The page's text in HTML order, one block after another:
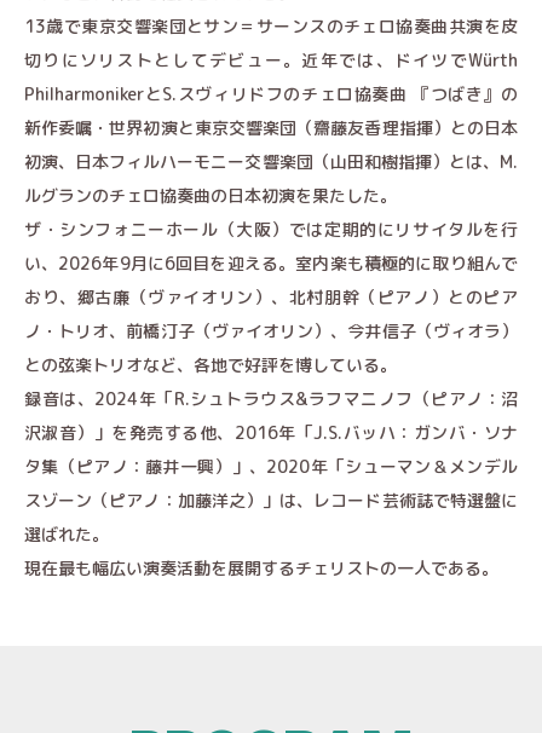
13歳で東京交響楽団とサン＝サーンスのチェロ協奏曲共演を皮
切りにソリストとしてデビュー。近年では、ドイツでWürth
PhilharmonikerとS.スヴィリドフのチェロ協奏曲 『つばき』の
新作委嘱・世界初演と東京交響楽団（齋藤友香理指揮）との日本
初演、日本フィルハーモニー交響楽団（山田和樹指揮）とは、M.
ルグランのチェロ協奏曲の日本初演を果たした。
ザ・シンフォニーホール（大阪）では定期的にリサイタルを行
い、2026年9月に6回目を迎える。室内楽も積極的に取り組んで
おり、郷古廉（ヴァイオリン）、北村朋幹（ピアノ）とのピア
ノ・トリオ、前橋汀子（ヴァイオリン）、今井信子（ヴィオラ）
との弦楽トリオなど、各地で好評を博している。
録音は、2024年「R.シュトラウス&ラフマニノフ（ピアノ：沼
沢淑音）」を発売する他、2016年「J.S.バッハ：ガンバ・ソナ
タ集（ピアノ：藤井一興）」、2020年「シューマン＆メンデル
スゾーン（ピアノ：加藤洋之）」は、レコード芸術誌で特選盤に
選ばれた。
現在最も幅広い演奏活動を展開するチェリストの一人である。